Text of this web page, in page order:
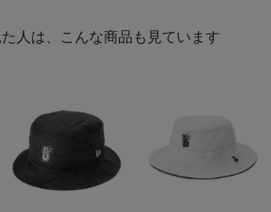
人は、こんな商品も見ています